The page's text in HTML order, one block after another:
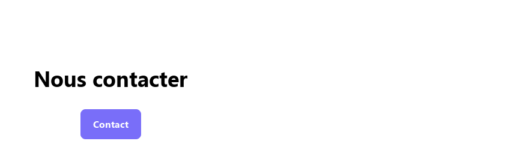
Nous contacter
Contact